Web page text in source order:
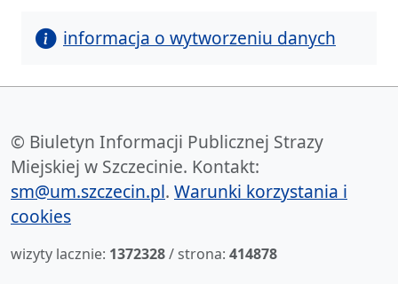
informacja o wytworzeniu danych
© Biuletyn Informacji Publicznej Strazy
Miejskiej w Szczecinie. Kontakt:
sm@um.szczecin.pl. Warunki korzystania i
cookies
wizyty lacznie: 1372328/ strona: 414878